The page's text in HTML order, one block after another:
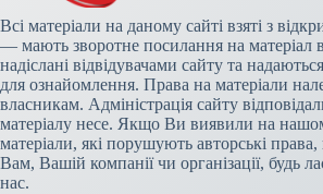
Всі матеріали на даному сайті взяті з
— мають зворотне посилання на матеріал в
надіслані відвідувачами сайту та
для ознайомлення. Права на матеріали
власникам. Адміністрація сайту
матеріалу несе. Якщо Ви виявили на
матеріали, які порушують авторські
Вам, Вашій компанії чи організації, будь
нас.